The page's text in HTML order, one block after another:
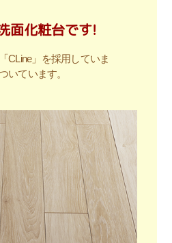
面化粧台です!
CLine」を採用していま
いています。